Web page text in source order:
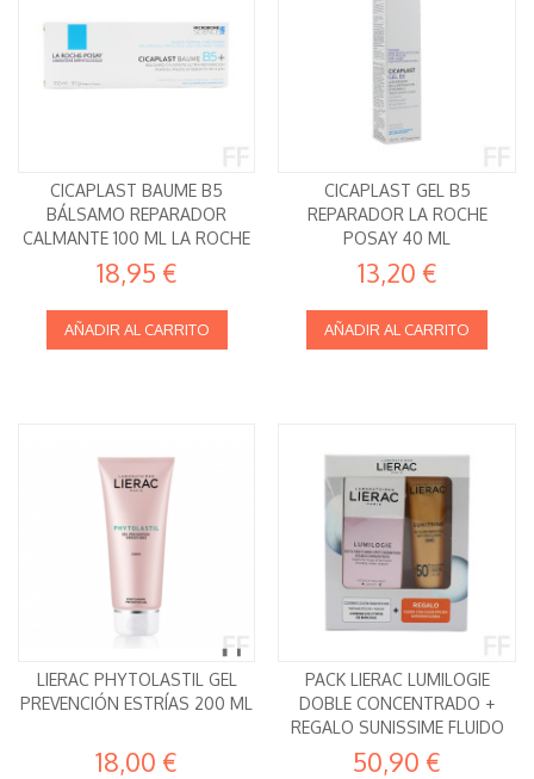
CICAPLAST BAUME B5
BÁLSAMO REPARADOR
CALMANTE 100 ML LA ROCHE
POSAY
18,95 €
AÑADIR AL CARRITO
CICAPLAST GEL B5
REPARADOR LA ROCHE
POSAY 40 ML
13,20 €
AÑADIR AL CARRITO
LIERAC PHYTOLASTIL GEL
PREVENCIÓN ESTRÍAS 200 ML
18,00 €
PACK LIERAC LUMILOGIE
DOBLE CONCENTRADO +
REGALO SUNISSIME FLUIDO
DORADO
50,90 €